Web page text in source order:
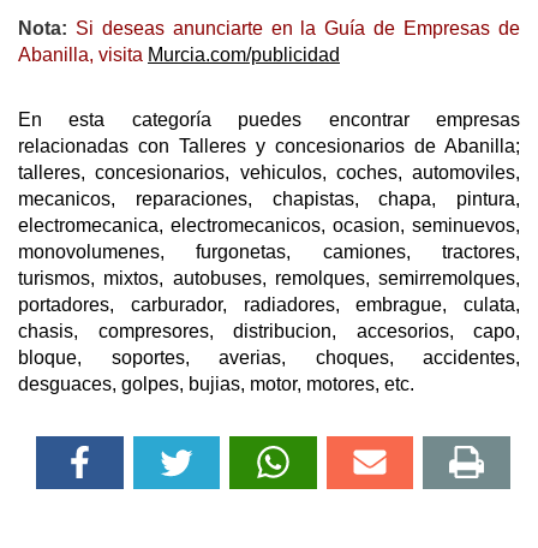
Nota: Si deseas anunciarte en la Guía de Empresas de
Abanilla, visita Murcia.com/publicidad
En esta categoría puedes encontrar empresas
relacionadas con Talleres y concesionarios de Abanilla;
talleres, concesionarios, vehiculos, coches, automoviles,
mecanicos, reparaciones, chapistas, chapa, pintura,
electromecanica, electromecanicos, ocasion, seminuevos,
monovolumenes, furgonetas, camiones, tractores,
turismos, mixtos, autobuses, remolques, semirremolques,
portadores, carburador, radiadores, embrague, culata,
chasis, compresores, distribucion, accesorios, capo,
bloque, soportes, averias, choques, accidentes,
desguaces, golpes, bujias, motor, motores, etc.